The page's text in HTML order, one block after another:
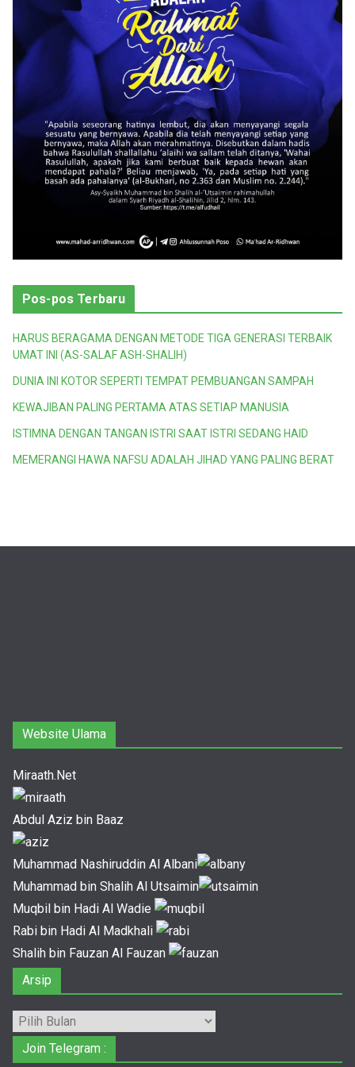
i
Pos-pos Terbaru
HARUS BERAGAMA DENGAN METODE TIGA GENERASI TERBAIK
UMAT INI (AS-SALAF ASH-SHALIH)
DUNIA INI KOTOR SEPERTI TEMPAT PEMBUANGAN SAMPAH
KEWAJIBAN PALING PERTAMA ATAS SETIAP MANUSIA
ISTIMNA DENGAN TANGAN ISTRI SAAT ISTRI SEDANG HAID
MEMERANGI HAWA NAFSU ADALAH JIHAD YANG PALING BERAT
Website Ulama
Miraath.Net
Abdul Aziz bin Baaz
Muhammad Nashiruddin Al Albani
Muhammad bin Shalih Al Utsaimin
Muqbil bin Hadi Al Wadie
Rabi bin Hadi Al Madkhali
Shalih bin Fauzan Al Fauzan
Arsip
Arsip
Join Telegram :